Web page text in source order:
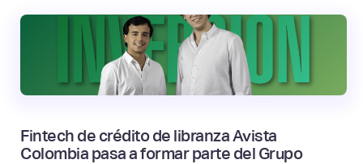
Fintech de crédito de libranza Avista
Colombia pasa a formar parte del Grupo